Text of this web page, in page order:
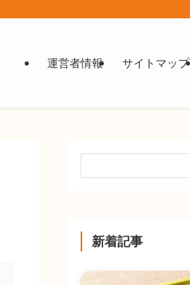
運営者情報 サイトマップ
新着記事